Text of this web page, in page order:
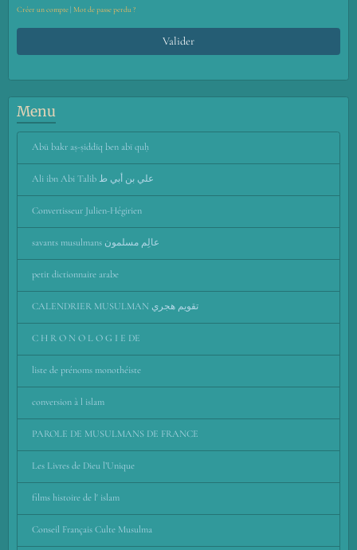
Créer un compte| Mot de passe perdu ?
Valider
Menu
Abū bakr aṣ-ṣiddīq ben abī quḥ
Ali ibn Abi Talib علي بن أبي ط
Convertisseur Julien-Hégirien
savants musulmans عالِم مسلمون
petit dictionnaire arabe
CALENDRIER MUSULMAN تقويم هجري
C H R O N O L O G I E DE
liste de prénoms monothéiste
conversion à l islam
PAROLE DE MUSULMANS DE FRANCE
Les Livres de Dieu l’Unique
films histoire de l' islam
Conseil Français Culte Musulma